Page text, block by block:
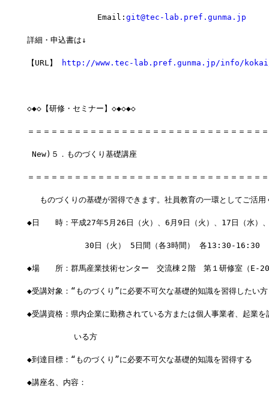
Email: git@tec-lab.pref.gunma.jp
詳細・申込書は↓
【URL】 http://www.tec-lab.pref.gunma.jp/info/
◇◆◇【研修・セミナー】◇◆◇◆◇
＝＝＝＝＝＝＝＝＝＝＝＝＝＝＝＝＝＝＝＝＝＝＝＝＝＝＝＝＝＝
New)５．ものづくり基礎講座
＝＝＝＝＝＝＝＝＝＝＝＝＝＝＝＝＝＝＝＝＝＝＝＝＝＝＝＝＝＝
ものづくりの基礎が習得できます。社員教育の一環としてご活
◆日　　時：平成27年5月26日（火）、6月9日（火）、17日（水）
            30日（火） 5日間（各3時間） 各13:30-16:30
◆場　　所：群馬産業技術センター　交流棟２階　第１研修室（E-
◆受講対象：“ものづくり”に必要不可欠な基礎的知識を習得したい方
◆受講資格：県内企業に勤務されている方または個人事業者、起業を
いる方
◆到達目標：“ものづくり”に必要不可欠な基礎的知識を習得する
◆講座名、内容：